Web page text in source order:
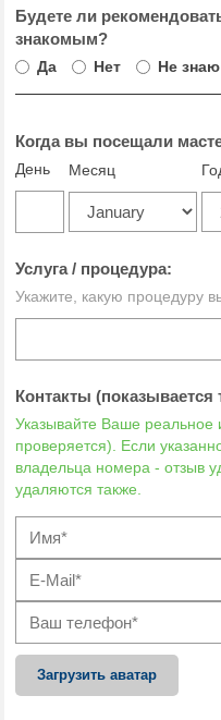
Будете ли
знакомым?
Да Нет Не знаю
Когда вы посещали
День Месяц
Услуга / процедура:
Укажите, какую процедуру
Контакты
Указывайте Ваше
проверяется). Если
владельца номера - отзыв
удаляются также.
Загрузить аватар